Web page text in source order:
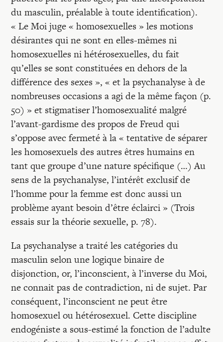
du masculin, préalable à toute identification).
« Le Moi juge « homosexuelles » les motions
désirantes qui ne sont en elles-mêmes ni
homosexuelles ni hétérosexuelles, du fait
qu’elles se sont constituées en dehors de la
différence des sexes », « et la psychanalyse à de
nombreuses occasions a agi de la même façon (p.
50) » et stigmatiser l’homosexualité malgré
l’avant-gardisme des propos de Freud qui
s’oppose avec fermeté à la « tentative de séparer
les homosexuels des autres êtres humains en
tant que groupe d’une nature spécifique (…) Au
sens de la psychanalyse, l’intérêt exclusif de
l’homme pour la femme est donc aussi un
problème ayant besoin d’être éclairci » (Trois
essais sur la théorie sexuelle, p. 78).
La psychanalyse a traité les catégories du
masculin selon une logique binaire de
disjonction, or, l’inconscient, à l’inverse du Moi,
ne connait pas de contradiction, ni de sujet. Par
conséquent, l’inconscient ne peut être
homosexuel ou hétérosexuel. Cette discipline
endogéniste a sous-estimé la fonction de l’adulte